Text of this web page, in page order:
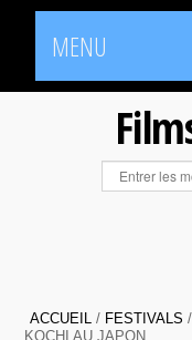
MENU
ACCUEIL / FESTIVALS /
KOCHI AU JAPON